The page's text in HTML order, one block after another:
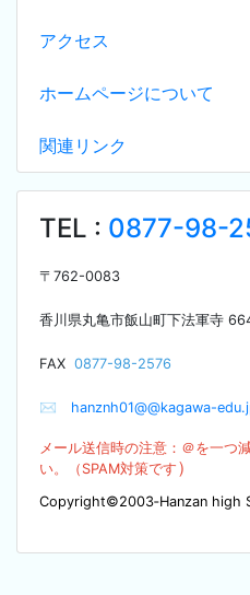
アクセス
ホームページについて
関連リンク
TEL : 0877-98-
〒 762-0083
香川県丸亀市飯山町下法軍寺
FAX 0877-98-2576
✉ hanznh01@@kagawa-
メール送信時の注意：＠を一つ
い。（SPAM対策です ）
Copyright©2003‐Hanzan high